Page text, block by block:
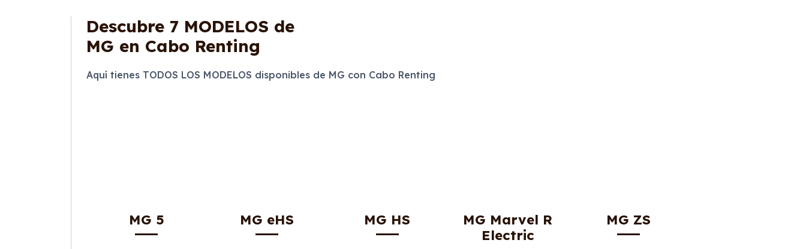
Descubre 7 MODELOS de
MG en Cabo Renting
Aquí tienes TODOS LOS MODELOS disponibles de MG con Cabo Renting
MG 5 MG eHS MG HS
MG Marvel R
Electric
MG ZS